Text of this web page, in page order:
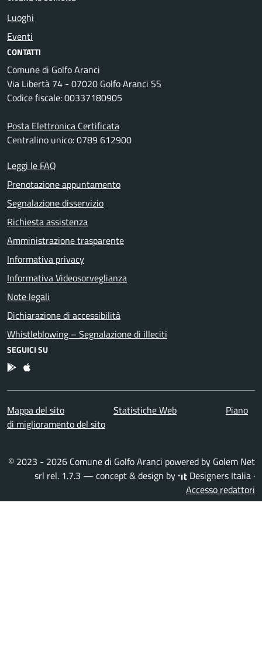
Luoghi
Eventi
CONTATTI
Comune di Golfo Aranci
Via Libertà 74 - 07020 Golfo Aranci SS
Codice fiscale: 00337180905
Posta Elettronica Certificata
Centralino unico: 0789 612900
Leggi le FAQ
Prenotazione appuntamento
Segnalazione disservizio
Richiesta assistenza
Amministrazione trasparente
Informativa privacy
Informativa Videosorveglianza
Note legali
Dichiarazione di accessibilità
Whistleblowing – Segnalazione di illeciti
SEGUICI SU
App Android
App IOS
Mappa del sito Statistiche Web
Piano
di miglioramento del sito
© 2023 - 2026 Comune di Golfo Aranci powered by Golem Net
srl rel. 1.7.3 — concept & design by Designers Italia ·
Accesso redattori